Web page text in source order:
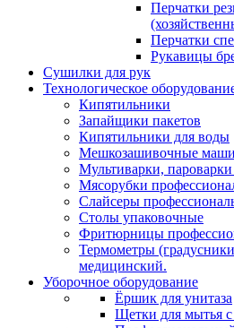
Перчатки
Перчатки
Рукавицы
Сушилки для рук
Технологическое
Кипятильники
Запайщики пакетов
Кипятильники для воды
Мешкозашивочные
Мультиварки,
Мясорубки
Слайсеры
Столы упаковочные
Фритюрницы
Термометры
медицинский.
Уборочное оборудование
Ёршик для унитаза
Щетки для мытья